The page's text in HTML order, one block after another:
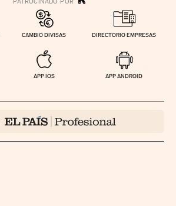
CAMBIO DIVISAS DIRECTORIO EMPRESAS
APP IOS APP ANDROID